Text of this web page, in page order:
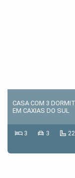
CASA COM 3
EM CAXIAS DO SUL
3 3